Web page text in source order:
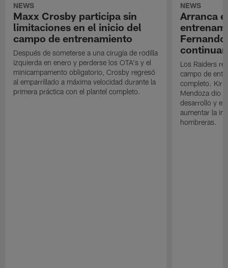
NEWS
Maxx Crosby participa sin
limitaciones en el inicio del
campo de entrenamiento
Después de someterse a una cirugía de rodilla
izquierda en enero y perderse los OTA's y el
minicampamento obligatorio, Crosby regresó
al emparrillado a máxima velocidad durante la
primera práctica con el plantel completo.
NEWS
Arranca
Los Raiders
campo de
completo. Kirk
Mendoza dio
desarrollo y el
aumentar la
hombreras.